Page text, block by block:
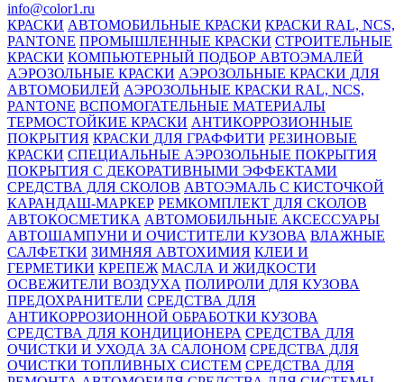
info@color1.ru
КРАСКИ АВТОМОБИЛЬНЫЕ КРАСКИ КРАСКИ RAL, NCS,
PANTONE ПРОМЫШЛЕННЫЕ КРАСКИ СТРОИТЕЛЬНЫЕ
КРАСКИ КОМПЬЮТЕРНЫЙ ПОДБОР АВТОЭМАЛЕЙ
АЭРОЗОЛЬНЫЕ КРАСКИ АЭРОЗОЛЬНЫЕ КРАСКИ ДЛЯ
АВТОМОБИЛЕЙ АЭРОЗОЛЬНЫЕ КРАСКИ RAL, NCS,
PANTONE ВСПОМОГАТЕЛЬНЫЕ МАТЕРИАЛЫ
ТЕРМОСТОЙКИЕ КРАСКИ АНТИКОРРОЗИОННЫЕ
ПОКРЫТИЯ КРАСКИ ДЛЯ ГРАФФИТИ РЕЗИНОВЫЕ
КРАСКИ СПЕЦИАЛЬНЫЕ АЭРОЗОЛЬНЫЕ ПОКРЫТИЯ
ПОКРЫТИЯ С ДЕКОРАТИВНЫМИ ЭФФЕКТАМИ
СРЕДСТВА ДЛЯ СКОЛОВ АВТОЭМАЛЬ С КИСТОЧКОЙ
КАРАНДАШ-МАРКЕР РЕМКОМПЛЕКТ ДЛЯ СКОЛОВ
АВТОКОСМЕТИКА АВТОМОБИЛЬНЫЕ АКСЕССУАРЫ
АВТОШАМПУНИ И ОЧИСТИТЕЛИ КУЗОВА ВЛАЖНЫЕ
САЛФЕТКИ ЗИМНЯЯ АВТОХИМИЯ КЛЕИ И
ГЕРМЕТИКИ КРЕПЕЖ МАСЛА И ЖИДКОСТИ
ОСВЕЖИТЕЛИ ВОЗДУХА ПОЛИРОЛИ ДЛЯ КУЗОВА
ПРЕДОХРАНИТЕЛИ СРЕДСТВА ДЛЯ
АНТИКОРРОЗИОННОЙ ОБРАБОТКИ КУЗОВА
СРЕДСТВА ДЛЯ КОНДИЦИОНЕРА СРЕДСТВА ДЛЯ
ОЧИСТКИ И УХОДА ЗА САЛОНОМ СРЕДСТВА ДЛЯ
ОЧИСТКИ ТОПЛИВНЫХ СИСТЕМ СРЕДСТВА ДЛЯ